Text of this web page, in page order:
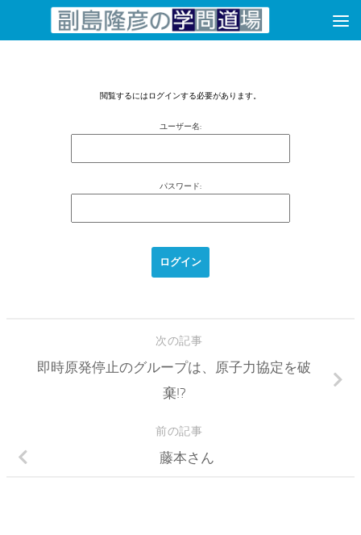
コンテンツへスキップ
閲覧するにはログインする必要があります。
ユーザー名:
パスワード:
次の記事
即時原発停止のグループは、原子力協定を破
棄!?
前の記事
藤本さん